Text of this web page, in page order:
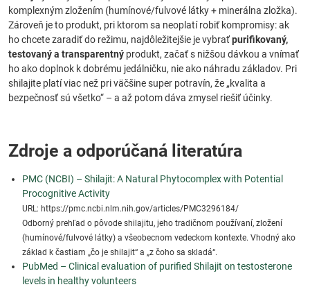
komplexným zložením (humínové/fulvové látky + minerálna zložka).
Zároveň je to produkt, pri ktorom sa neoplatí robiť kompromisy: ak
ho chcete zaradiť do režimu, najdôležitejšie je vybraťpurifikovaný,
testovaný a transparentný produkt, začať s nižšou dávkou a vnímať
ho ako doplnok k dobrému jedálničku, nie ako náhradu základov. Pri
shilajite platí viac než pri väčšine super potravín, že „kvalita a
bezpečnosť sú všetko“ – a až potom dáva zmysel riešiť účinky.
Zdroje a odporúčaná literatúra
PMC (NCBI) – Shilajit: A Natural Phytocomplex with Potential
Procognitive Activity
URL: https://pmc.ncbi.nlm.nih.gov/articles/PMC3296184/
Odborný prehľad o pôvode shilajitu, jeho tradičnom používaní, zložení
(humínové/fulvové látky) a všeobecnom vedeckom kontexte. Vhodný ako
základ k častiam „čo je shilajit“ a „z čoho sa skladá“.
PubMed – Clinical evaluation of purified Shilajit on testosterone
levels in healthy volunteers